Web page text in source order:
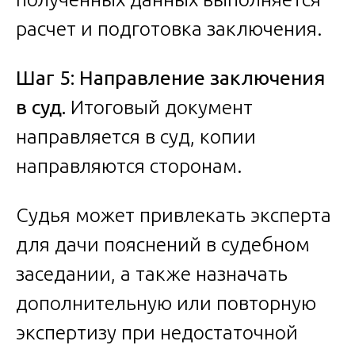
расчет и подготовка заключения.
Шаг 5: Направление заключения
в суд. Итоговый документ
направляется в суд, копии
направляются сторонам.
Судья может привлекать эксперта
для дачи пояснений в судебном
заседании, а также назначать
дополнительную или повторную
экспертизу при недостаточной